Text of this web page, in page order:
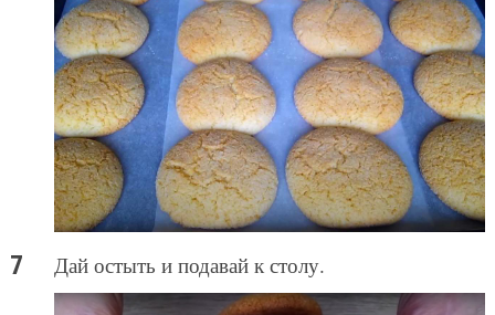
Дай остыть и подавай к столу.